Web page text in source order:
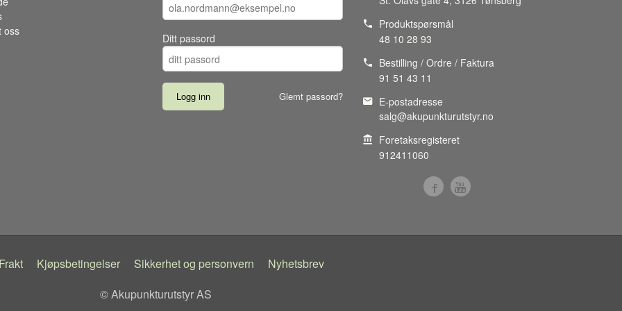
oss
Ditt passord
Glemt passord?
Produktspørsmål
48 10 28 93
Bestilling / Ordre / Faktura
91 51 43 11
E-postadresse
salg@akupunkturutstyr.no
Foretaksregisteret
912411060
Frakt Kjøpsbetingelser Sikkerhet og personvern
Nyhetsbrev
© Akupunkturutstyr AS